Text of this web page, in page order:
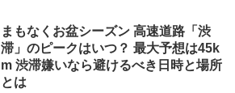
まもなくお盆シーズン 高速道路「渋
滞」のピークはいつ？ 最大予想は45k
m 渋滞嫌いなら避けるべき日時と場所
とは